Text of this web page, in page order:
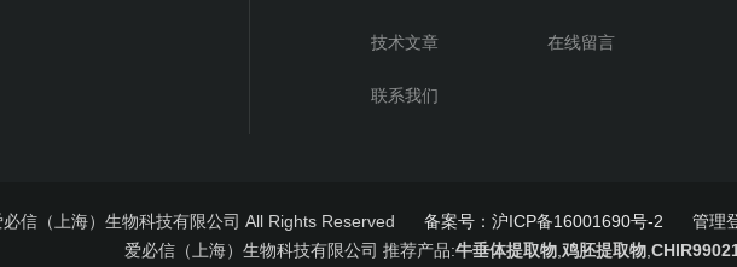
技术文章 在线留言
联系我们
必信（上海）生物科技有限公司 All Rights Reserved 备案号：沪ICP备16001690号-2
管理
爱必信（上海）生物科技有限公司 推荐产品:牛垂体提取物, 鸡胚提取物,